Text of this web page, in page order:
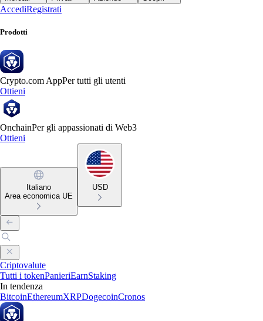
AccediRegistrati
Prodotti
Crypto.com AppPer tutti gli utenti
Ottieni
OnchainPer gli appassionati di Web3
Ottieni
Italiano
Area economica UE
USD
Criptovalute
Tutti i tokenPanieriEarnStaking
In tendenza
BitcoinEthereumXRPDogecoinCronos